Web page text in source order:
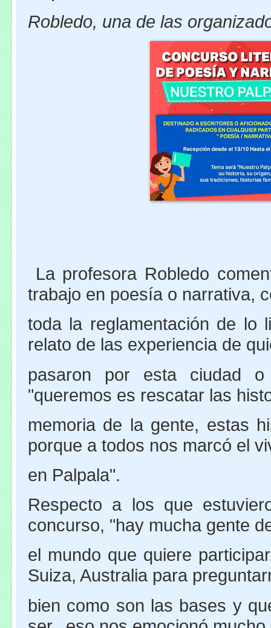
Robledo, una de las
La profesora Robledo
trabajo en poesía o narrativa,
toda la reglamentación de lo
relato de las experiencia de
pasaron por esta ciudad
"queremos es rescatar las
memoria de la gente, estas
porque a todos nos marcó el
en Palpala".
Respecto a los que
concurso, "hay mucha gente
el mundo que quiere
Suiza, Australia para
bien como son las bases y